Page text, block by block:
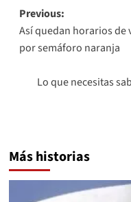
Post
navigation
Previous:
Así quedan horarios de
por semáforo naranja
Lo que necesitas
Más historias